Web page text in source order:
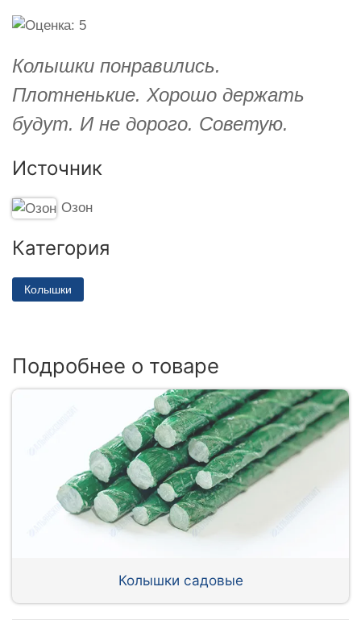
Колышки понравились.
Плотненькие. Хорошо держать
будут. И не дорого. Советую.
Источник
Озон
Категория
Колышки
Подробнее о товаре
Колышки садовые